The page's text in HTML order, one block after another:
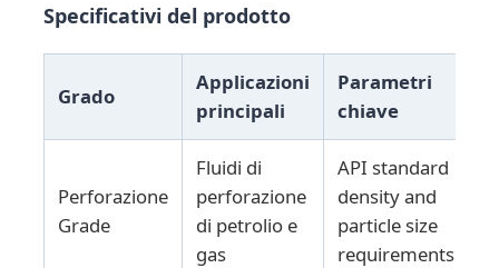
Specificativi del prodotto
Grado
Applicazioni
principali
Parametri
chiave
Perforazione
Grade
Fluidi di
perforazione
di petrolio e
gas
API standard
density and
particle size
requirements